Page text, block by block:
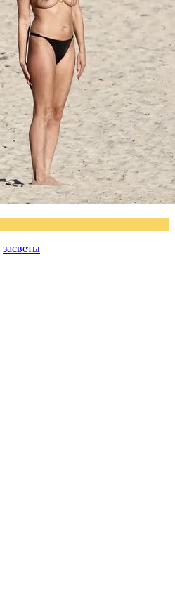
засветы